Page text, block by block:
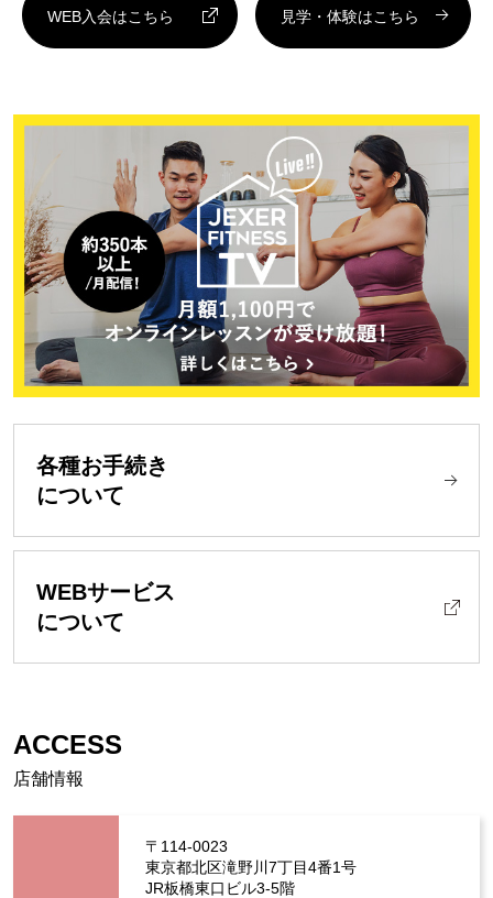
WEB入会はこちら 見学・体験はこちら
各種お手続き
について
WEBサービス
について
ACCESS
店舗情報
〒114-0023
東京都北区滝野川7丁目4番1号
JR板橋東口ビル3-5階